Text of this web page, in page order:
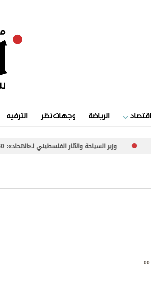
اقتصاد الرياضة وجهات نظر الترفيه
وزير السياحة والآثار الفلسطيني لـ«الاتحاد»: 260 موقعاً أثرياً في غزة تعرضت للضرر